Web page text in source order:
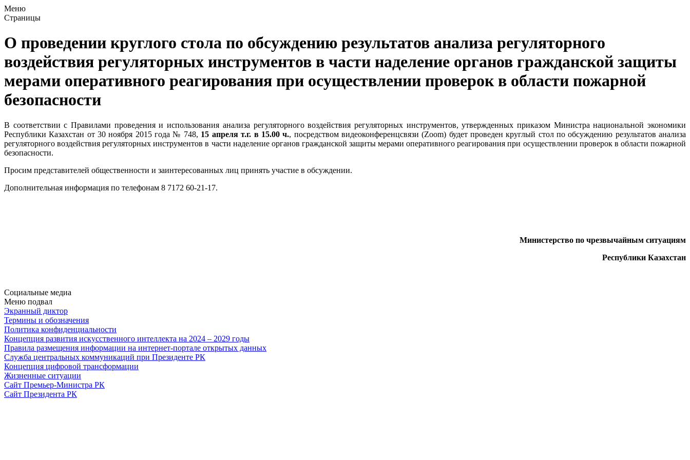
Меню
Страницы
О проведении круглого стола по обсуждению результатов анализа регуляторного
воздействия регуляторных инструментов в части наделение органов гражданской защиты
мерами оперативного реагирования при осуществлении проверок в области пожарной
безопасности
В соответствии с Правилами проведения и использования анализа регуляторного воздействия регуляторных инструментов, утвержденных приказом Министра национальной экономики
Республики Казахстан от 30 ноября 2015 года № 748, 15 апрелят.г. в 15.00 ч., посредством видеоконференцсвязи (Zoom) будет проведен круглый стол по обсуждению результатов анализа
регуляторного воздействия регуляторных инструментов в части наделение органов гражданской защиты мерами оперативного реагирования при осуществлении проверок в области пожарной
безопасности.
Просим представителей общественности и заинтересованных лиц принять участие в обсуждении.
Дополнительная информация по телефонам 8 7172 60-21-17.
Министерство по чрезвычайным ситуациям
Республики Казахстан
Социальные медиа
Меню подвал
Экранный диктор
Термины и обозначения
Политика конфиденциальности
Концепция развития искусственного интеллекта на 2024 – 2029 годы
Правила размещения информации на интернет-портале открытых данных
Служба центральных коммуникаций при Президенте РК
Концепция цифровой трансформации
Жизненные ситуации
Сайт Премьер-Министра РК
Сайт Президента РК